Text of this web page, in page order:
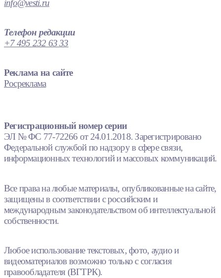
info@vesti.ru
Телефон редакции
+7 495 232 63 33
Реклама на сайте
Росреклама
Регистрационный номер серии
ЭЛ № ФС 77-72266 от 24.01.2018. Зарегистрировано
Федеральной службой по надзору в сфере связи,
информационных технологий и массовых коммуникаций.
Все права на любые материалы, опубликованные на сайте,
защищены в соответствии с российским и
международным законодательством об интеллектуальной
собственности.
Любое использование текстовых, фото, аудио и
видеоматериалов возможно только с согласия
правообладателя (ВГТРК).